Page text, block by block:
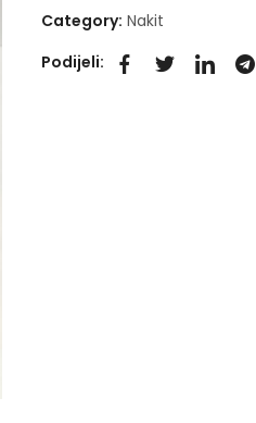
Category: Nakit
Podijeli: